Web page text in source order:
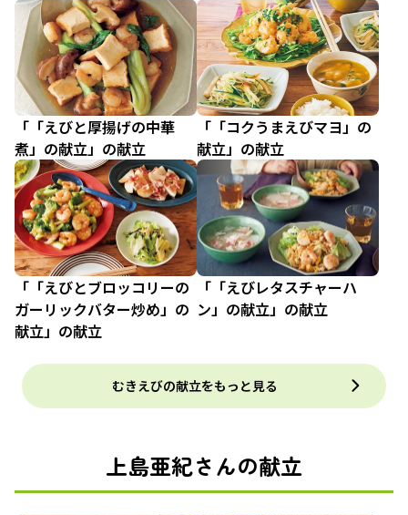
「「えびと厚揚げの中華
煮」の献立」の献立
「「コクうまえびマヨ」の
献立」の献立
「「えびとブロッコリーの
ガーリックバター炒め」の
献立」の献立
「「えびレタスチャーハ
ン」の献立」の献立
むきえびの献立をもっと見る
上島亜紀さんの献立